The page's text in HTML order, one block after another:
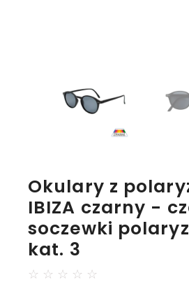
Okulary z
IBIZA czarny -
soczewki
kat. 3
☆ ☆ ☆ ☆ ☆